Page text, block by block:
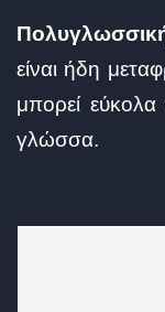
είναι ήδη
μπορεί
γλώσσα.